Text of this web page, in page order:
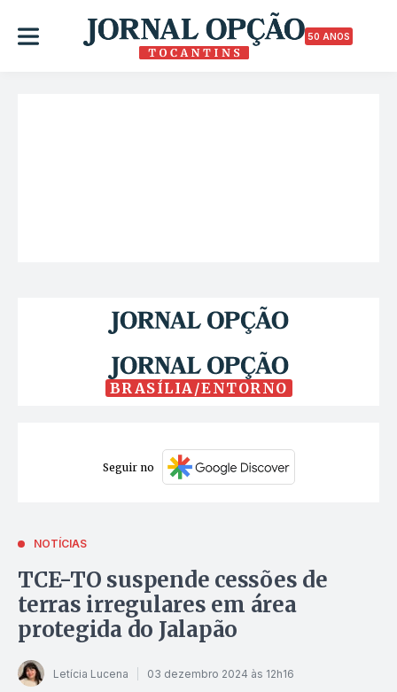
50 ANOS
BRASÍLIA/ENTORNO
Seguir no
NOTÍCIAS
TCE-TO suspende cessões de
terras irregulares em área
protegida do Jalapão
Letícia Lucena 03 dezembro 2024 às 12h16